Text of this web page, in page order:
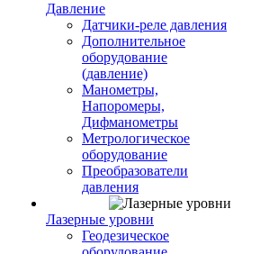
Давление
Датчики-реле давления
Дополнительное
оборудование
(давление)
Манометры,
Напоромеры,
Дифманометры
Метрологическое
оборудование
Преобразователи
давления
Лазерные уровни
Геодезическое